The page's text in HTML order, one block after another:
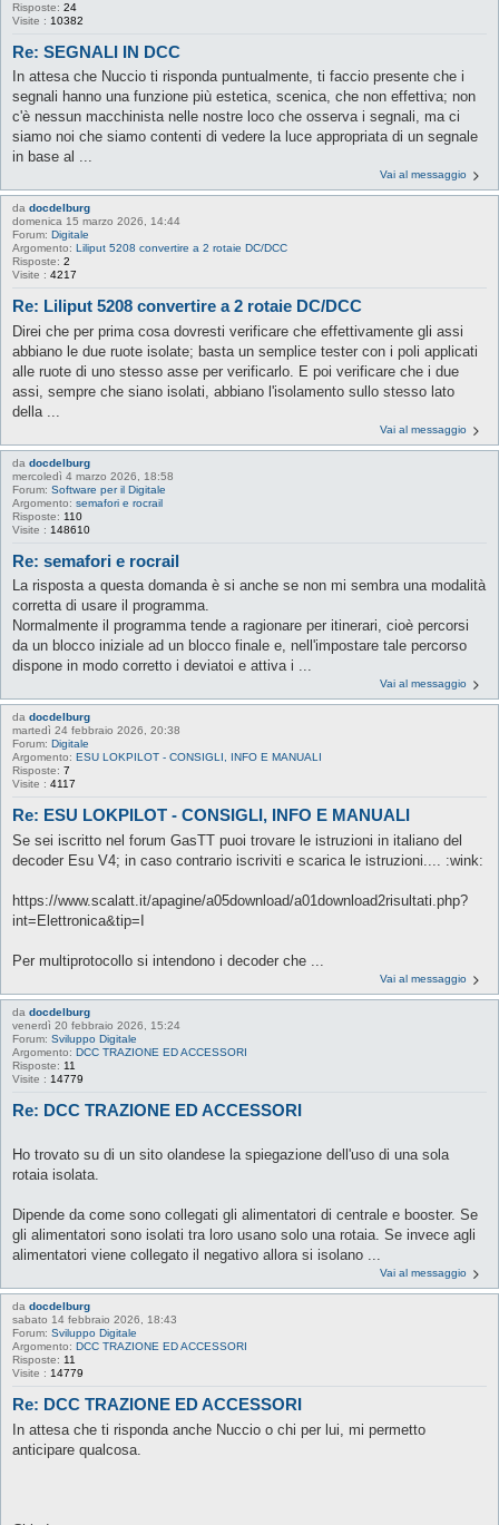
Risposte: 24
Visite : 10382
Re: SEGNALI IN DCC
In attesa che Nuccio ti risponda puntualmente, ti faccio presente che i
segnali hanno una funzione più estetica, scenica, che non effettiva; non
c'è nessun macchinista nelle nostre loco che osserva i segnali, ma ci
siamo noi che siamo contenti di vedere la luce appropriata di un segnale
in base al ...
Vai al messaggio
da docdelburg
domenica 15 marzo 2026, 14:44
Forum: Digitale
Argomento: Liliput 5208 convertire a 2 rotaie DC/DCC
Risposte: 2
Visite : 4217
Re: Liliput 5208 convertire a 2 rotaie DC/DCC
Direi che per prima cosa dovresti verificare che effettivamente gli assi
abbiano le due ruote isolate; basta un semplice tester con i poli applicati
alle ruote di uno stesso asse per verificarlo. E poi verificare che i due
assi, sempre che siano isolati, abbiano l'isolamento sullo stesso lato
della ...
Vai al messaggio
da docdelburg
mercoledì 4 marzo 2026, 18:58
Forum: Software per il Digitale
Argomento: semafori e rocrail
Risposte: 110
Visite : 148610
Re: semafori e rocrail
La risposta a questa domanda è si anche se non mi sembra una modalità
corretta di usare il programma.
Normalmente il programma tende a ragionare per itinerari, cioè percorsi
da un blocco iniziale ad un blocco finale e, nell'impostare tale percorso
dispone in modo corretto i deviatoi e attiva i ...
Vai al messaggio
da docdelburg
martedì 24 febbraio 2026, 20:38
Forum: Digitale
Argomento: ESU LOKPILOT - CONSIGLI, INFO E MANUALI
Risposte: 7
Visite : 4117
Re: ESU LOKPILOT - CONSIGLI, INFO E MANUALI
Se sei iscritto nel forum GasTT puoi trovare le istruzioni in italiano del
decoder Esu V4; in caso contrario iscriviti e scarica le istruzioni.... :wink:
https://www.scalatt.it/apagine/a05download/a01download2risultati.php?
int=Elettronica&tip=I
Per multiprotocollo si intendono i decoder che ...
Vai al messaggio
da docdelburg
venerdì 20 febbraio 2026, 15:24
Forum: Sviluppo Digitale
Argomento: DCC TRAZIONE ED ACCESSORI
Risposte: 11
Visite : 14779
Re: DCC TRAZIONE ED ACCESSORI
Ho trovato su di un sito olandese la spiegazione dell'uso di una sola
rotaia isolata.
Dipende da come sono collegati gli alimentatori di centrale e booster. Se
gli alimentatori sono isolati tra loro usano solo una rotaia. Se invece agli
alimentatori viene collegato il negativo allora si isolano ...
Vai al messaggio
da docdelburg
sabato 14 febbraio 2026, 18:43
Forum: Sviluppo Digitale
Argomento: DCC TRAZIONE ED ACCESSORI
Risposte: 11
Visite : 14779
Re: DCC TRAZIONE ED ACCESSORI
In attesa che ti risponda anche Nuccio o chi per lui, mi permetto
anticipare qualcosa.